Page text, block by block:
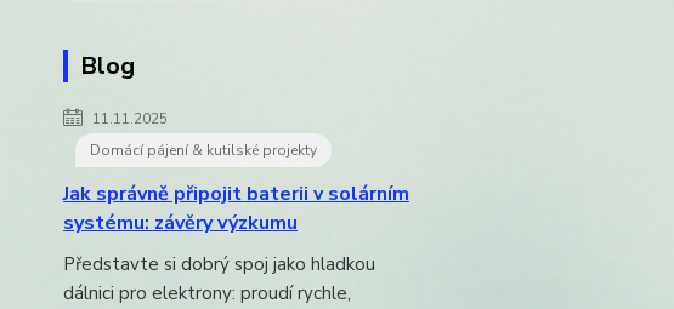
Blog
11.11.2025
Domácí pájení & kutilské projekty
Jak správně připojit baterii v solárním
systému: závěry výzkumu
Představte si dobrý spoj jako hladkou
dálnici pro elektrony: proudí rychle,